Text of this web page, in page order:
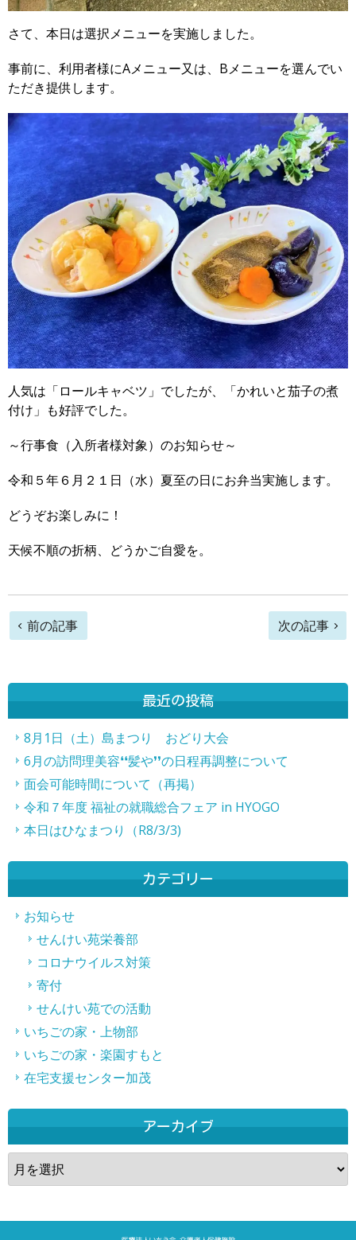
さて、本日は選択メニューを実施しました。
事前に、利用者様にAメニュー又は、Bメニューを選んでい
ただき提供します。
人気は「ロールキャベツ」でしたが、「かれいと茄子の煮
付け」も好評でした。
～行事食（入所者様対象）のお知らせ～
令和５年６月２１日（水）夏至の日にお弁当実施します。
どうぞお楽しみに！
天候不順の折柄、どうかご自愛を。
前
の
事
へ
の
リ
前の記事 次の記事
最近の投稿
8月1日（土）島まつり おどり大会
6月の訪問理美容❛❛髪や❜❜の日程再調整について
面会可能時間について（再掲）
令和７年度 福祉の就職総合フェア in HYOGO
本日はひなまつり（R8/3/3)
カテゴリー
お知らせ
せんけい苑栄養部
コロナウイルス対策
寄付
せんけい苑での活動
いちごの家・上物部
いちごの家・楽園すもと
在宅支援センター加茂
アーカイブ
ア
ー
カ